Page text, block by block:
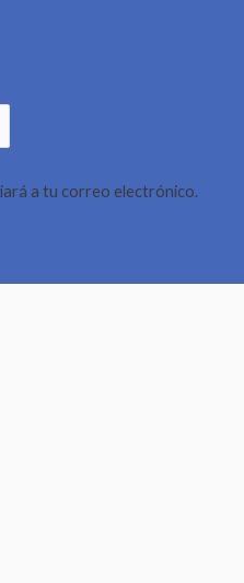
a tu correo electrónico.